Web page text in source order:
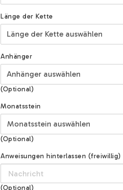
Länge der Kette
Anhänger
(Optional)
Monatsstein
(Optional)
Anweisungen hinterlassen (freiwillig)
(Optional)